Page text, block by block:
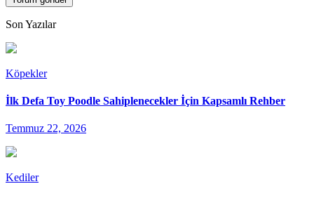
Son Yazılar
Köpekler
İlk Defa Toy Poodle Sahiplenecekler İçin Kapsamlı Rehber
Temmuz 22, 2026
Kediler